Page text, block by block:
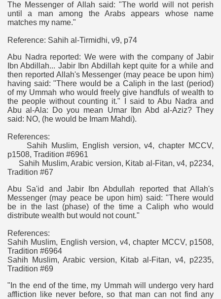
The Messenger of Allah said: "The world will not perish
until a man among the Arabs appears whose name
matches my name."
Reference: Sahih al-Tirmidhi, v9, p74
Abu Nadra reported: We were with the company of Jabir
Ibn Abdillah... Jabir Ibn Abdillah kept quite for a while and
then reported Allah's Messenger (may peace be upon him)
having said: "There would be a Caliph in the last (period)
of my Ummah who would freely give handfuls of wealth to
the people without counting it." I said to Abu Nadra and
Abu al-Ala: Do you mean Umar Ibn Abd al-Aziz? They
said: NO, (he would be Imam Mahdi).
References:
Sahih Muslim, English version, v4, chapter MCCV,
p1508, Tradition #6961
Sahih Muslim, Arabic version, Kitab al-Fitan, v4, p2234,
Tradition #67
Abu Sa'id and Jabir Ibn Abdullah reported that Allah's
Messenger (may peace be upon him) said: "There would
be in the last (phase) of the time a Caliph who would
distribute wealth but would not count."
References:
Sahih Muslim, English version, v4, chapter MCCV, p1508,
Tradition #6964
Sahih Muslim, Arabic version, Kitab al-Fitan, v4, p2235,
Tradition #69
"In the end of the time, my Ummah will undergo very hard
affliction like never before, so that man can not find any